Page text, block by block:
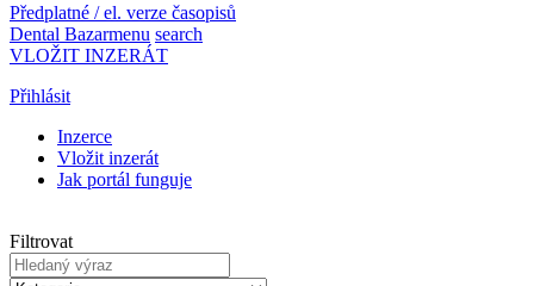
Předplatné / el. verze časopisů
Dental Bazarmenu search
VLOŽIT INZERÁT
Přihlásit
Inzerce
Vložit inzerát
Jak portál funguje
Filtrovat